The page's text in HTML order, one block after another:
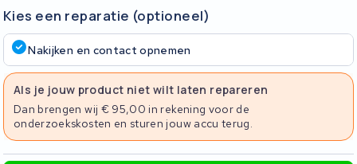
Kies een reparatie (optioneel)
Nakijken en contact opnemen
Als je jouw product niet wilt laten repareren
Dan brengen wij € 95,00 in rekening voor de
onderzoekskosten en sturen jouw accu terug.